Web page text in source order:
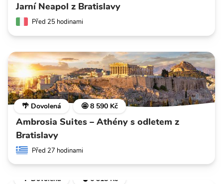
Jarní Neapol z Bratislavy
Před 25 hodinami
🌴 Dovolená 🤩 8 590 Kč
Ambrosia Suites – Athény s odletem z
Bratislavy
Před 27 hodinami
🌴 Dovolená 💣 6 318 Kč